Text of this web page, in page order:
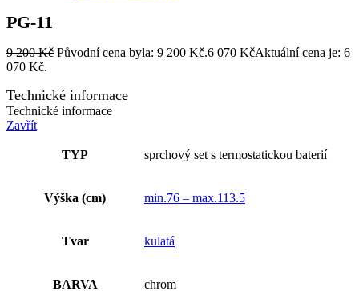
PG-11
9 200Kč Původní cena byla: 9 200 Kč.6 070 KčAktuální cena je: 6
070 Kč.
Technické informace
Technické informace
Zavřít
TYP sprchový set s termostatickou baterií
Výška (cm) min.76 – max.113.5
Tvar kulatá
BARVA chrom